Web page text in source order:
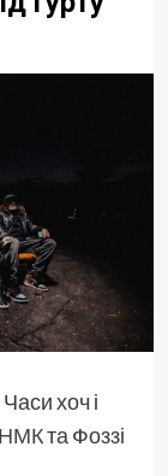
хоч і
та Фоззі